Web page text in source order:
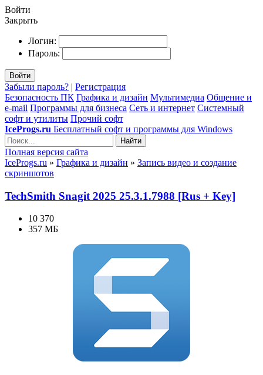
Войти
Закрыть
Логин:
Пароль:
Войти
Забыли пароль? | Регистрация
Безопасность ПК Графика и дизайн Мультимедиа Общение и
e-mail Программы для бизнеса Сеть и интернет Системный
софт и утилиты Прочий софт
IceProgs.ru Бесплатный софт и программы для Windows
Найти
Полная версия сайта
IceProgs.ru » Графика и дизайн » Запись видео и создание
скриншотов
TechSmith Snagit 2025 25.3.1.7988 [Rus + Key]
10 370
357 МБ